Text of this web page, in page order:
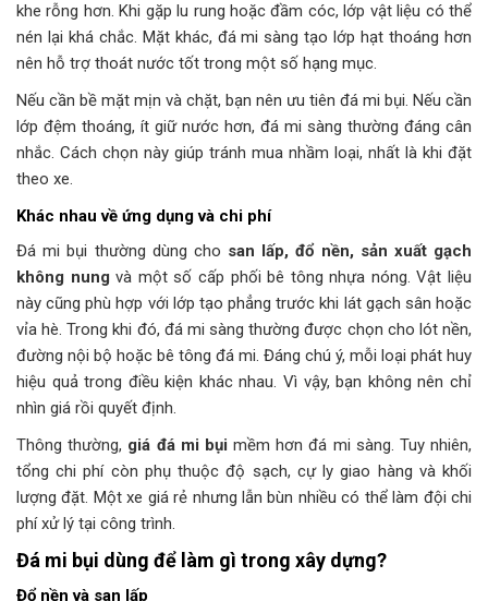
khe rỗng hơn. Khi gặp lu rung hoặc đầm cóc, lớp vật liệu có thể
nén lại khá chắc. Mặt khác, đá mi sàng tạo lớp hạt thoáng hơn
nên hỗ trợ thoát nước tốt trong một số hạng mục.
Nếu cần bề mặt mịn và chặt, bạn nên ưu tiên đá mi bụi. Nếu cần
lớp đệm thoáng, ít giữ nước hơn, đá mi sàng thường đáng cân
nhắc. Cách chọn này giúp tránh mua nhầm loại, nhất là khi đặt
theo xe.
Khác nhau về ứng dụng và chi phí
Đá mi bụi thường dùng cho san lấp, đổ nền, sản xuất gạch
không nung và một số cấp phối bê tông nhựa nóng. Vật liệu
này cũng phù hợp với lớp tạo phẳng trước khi lát gạch sân hoặc
vỉa hè. Trong khi đó, đá mi sàng thường được chọn cho lót nền,
đường nội bộ hoặc bê tông đá mi. Đáng chú ý, mỗi loại phát huy
hiệu quả trong điều kiện khác nhau. Vì vậy, bạn không nên chỉ
nhìn giá rồi quyết định.
Thông thường, giá đá mi bụi mềm hơn đá mi sàng. Tuy nhiên,
tổng chi phí còn phụ thuộc độ sạch, cự ly giao hàng và khối
lượng đặt. Một xe giá rẻ nhưng lẫn bùn nhiều có thể làm đội chi
phí xử lý tại công trình.
Đá mi bụi dùng để làm gì trong xây dựng?
Đổ nền và san lấp